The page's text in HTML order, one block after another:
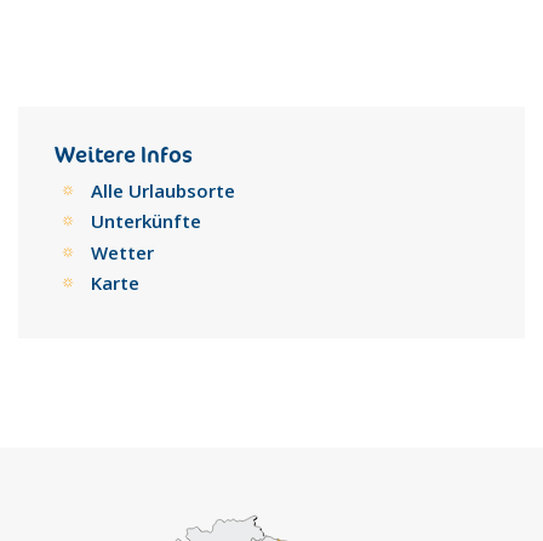
Weitere Infos
Alle Urlaubsorte
Unterkünfte
Wetter
Karte